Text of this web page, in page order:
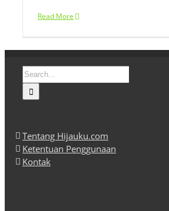
Read More
Search
for:
Tentang Hijauku.com
Ketentuan Penggunaan
Kontak